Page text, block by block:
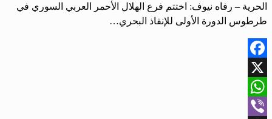
الحرية – رفاه نيوف: اختتم فرع الهلال الأحمر العربي السوري في
طرطوس الدورة الأولى للإنقاذ البحري…
Facebook
X
WhatsApp